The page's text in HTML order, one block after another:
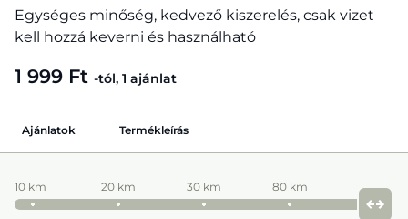
Egységes minőség, kedvező kiszerelés, csak vizet
kell hozzá keverni és használható
1 999 Ft -tól, 1 ajánlat
Ajánlatok Termékleírás
10 km 20 km 30 km 80 km